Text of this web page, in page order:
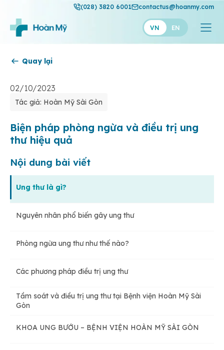
(028) 3820 6001 contactus@hoanmy.com
VN EN
Hạnh Phúc
Thuận Mỹ
Quay lại
02/10/2023
Tác giả: Hoàn Mỹ Sài Gòn
Biện pháp phòng ngừa và điều trị ung
thư hiệu quả
Nội dung bài viết
Ung thư là gì?
Nguyên nhân phổ biến gây ung thư
Phòng ngừa ung thư như thế nào?
Các phương pháp điều trị ung thư
Tầm soát và điều trị ung thư tại Bệnh viện Hoàn Mỹ Sài
Gòn
KHOA UNG BƯỚU – BỆNH VIỆN HOÀN MỸ SÀI GÒN